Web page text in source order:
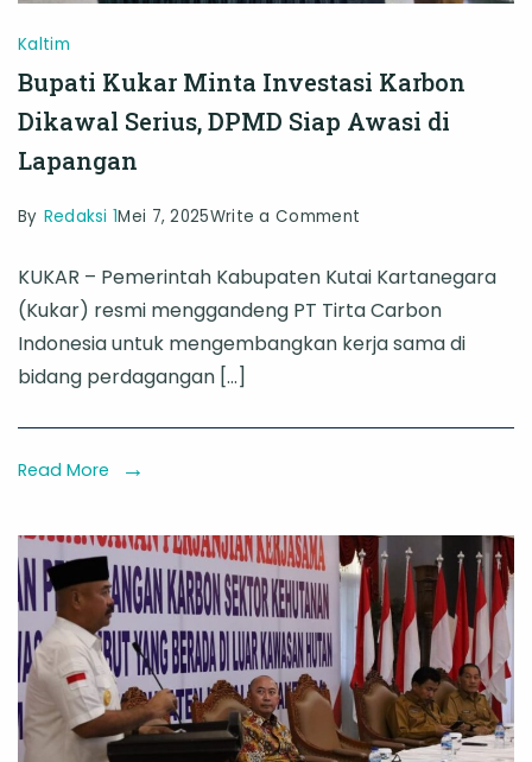
Kaltim
Bupati Kukar Minta Investasi Karbon
Dikawal Serius, DPMD Siap Awasi di
Lapangan
By Redaksi 1Mei 7, 2025Write a Comment
Kukar
Minta
Investasi
Dikawal
Siap
Awasi
di
Lapangan
KUKAR – Pemerintah Kabupaten Kutai Kartanegara
(Kukar) resmi menggandeng PT Tirta Carbon
Indonesia untuk mengembangkan kerja sama di
bidang perdagangan […]
Read More